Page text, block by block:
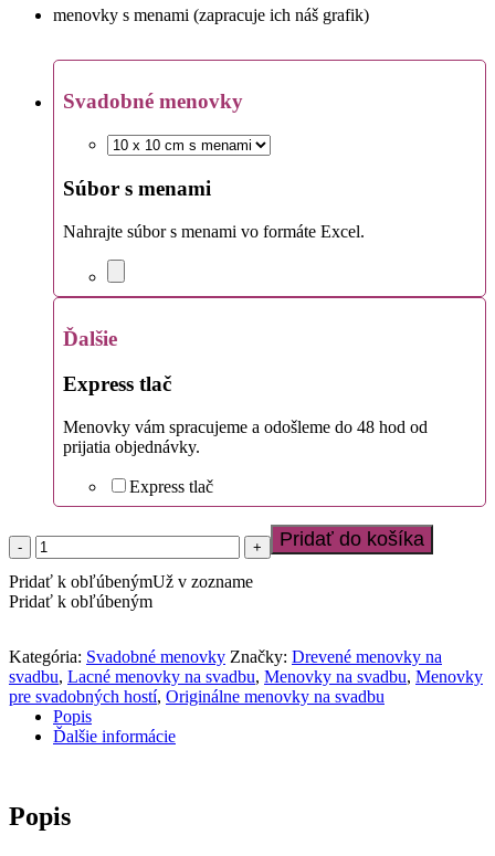
menovky s menami (zapracuje ich náš grafik)
Svadobné menovky
Súbor s menami
Nahrajte súbor s menami vo formáte Excel.
Ďalšie
Express tlač
Menovky vám spracujeme a odošleme do 48 hod od
prijatia objednávky.
Express tlač
množstvo
Menovka
na
svadbu
potlačou
Pridať do košíka
Pridať k obľúbenýmUž v zozname
Pridať k obľúbeným
Kategória: Svadobné menovky Značky: Drevené menovky na
svadbu, Lacné menovky na svadbu, Menovky na svadbu, Menovky
pre svadobných hostí, Originálne menovky na svadbu
Popis
Ďalšie informácie
Popis